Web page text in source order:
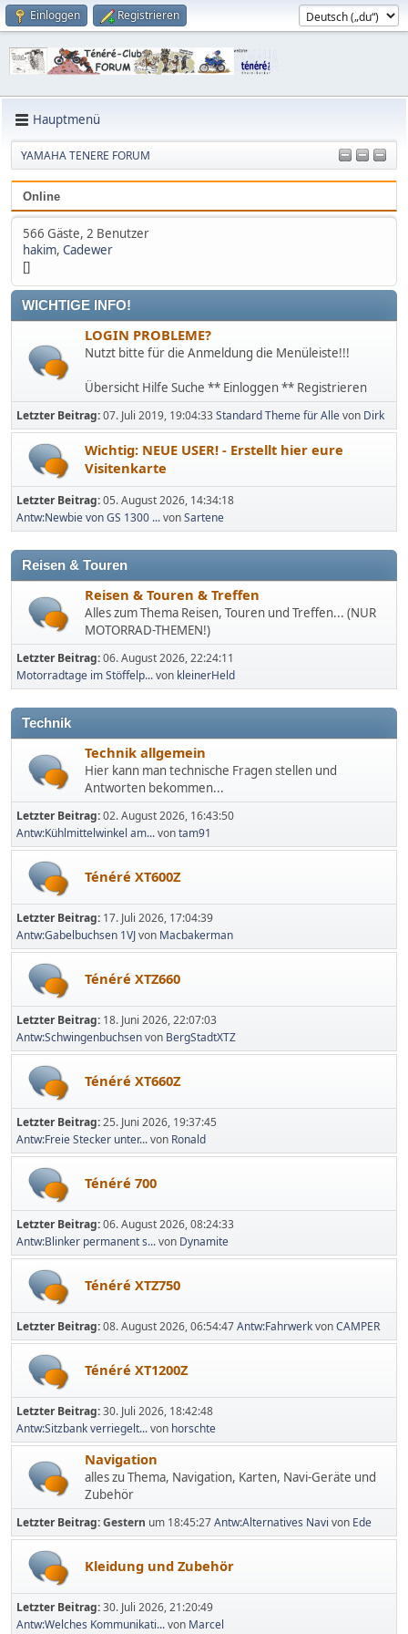
Einloggen Registrieren
Hauptmenü
YAMAHA TENERE FORUM
Online
566 Gäste, 2 Benutzer
hakim, Cadewer
[]
WICHTIGE INFO!
LOGIN PROBLEME?
Nutzt bitte für die Anmeldung die Menüleiste!!!
Übersicht Hilfe Suche ** Einloggen ** Registrieren
Letzter Beitrag:07. Juli 2019, 19:04:33Standard Theme für Allevon Dirk
Wichtig: NEUE USER! - Erstellt hier eure
Visitenkarte
Letzter Beitrag:05. August 2026, 14:34:18
Antw:Newbie von GS 1300 ...vonSartene
Reisen & Touren
Reisen & Touren & Treffen
Alles zum Thema Reisen, Touren und Treffen... (NUR
MOTORRAD-THEMEN!)
Letzter Beitrag:06. August 2026, 22:24:11
Motorradtage im Stöffelp...von kleinerHeld
Technik
Technik allgemein
Hier kann man technische Fragen stellen und
Antworten bekommen...
Letzter Beitrag:02. August 2026, 16:43:50
Antw:Kühlmittelwinkel am...vontam91
Ténéré XT600Z
Letzter Beitrag: 17. Juli 2026, 17:04:39
Antw:Gabelbuchsen 1VJvon Macbakerman
Ténéré XTZ660
Letzter Beitrag: 18. Juni 2026, 22:07:03
Antw:Schwingenbuchsenvon BergStadtXTZ
Ténéré XT660Z
Letzter Beitrag:25. Juni 2026, 19:37:45
Antw:Freie Stecker unter...von Ronald
Ténéré 700
Letzter Beitrag:06. August 2026, 08:24:33
Antw:Blinker permanent s...von Dynamite
Ténéré XTZ750
Letzter Beitrag:08. August 2026, 06:54:47Antw:FahrwerkvonCAMPER
Ténéré XT1200Z
Letzter Beitrag:30. Juli 2026, 18:42:48
Antw:Sitzbank verriegelt...von horschte
Navigation
alles zu Thema, Navigation, Karten, Navi-Geräte und
Zubehör
Letzter Beitrag:Gestern um 18:45:27Antw:Alternatives Navi von Ede
Kleidung und Zubehör
Letzter Beitrag:30. Juli 2026, 21:20:49
Antw:Welches Kommunikati...von Marcel